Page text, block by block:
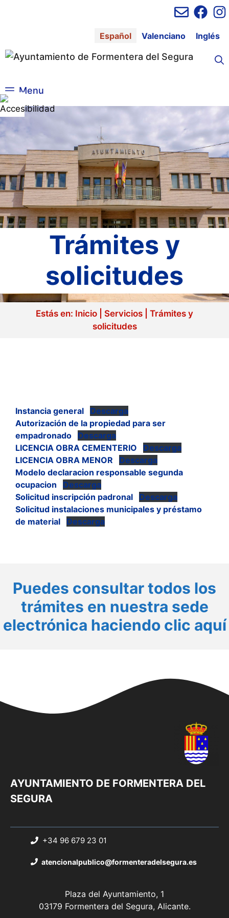
Español Valenciano Inglés
Menu
Trámites y
solicitudes
Estás en: Inicio Servicios
Trámites y
solicitudes
Instancia general
Descarga
Autorización de la propiedad para ser
empadronado
Descarga
LICENCIA OBRA CEMENTERIO
Descarga
LICENCIA OBRA MENOR
Descarga
Modelo declaracion responsable segunda
ocupacion
Descarga
Solicitud inscripción padronal
Descarga
Solicitud instalaciones municipales y préstamo
de material
Descarga
Puedes consultar todos los
trámites en nuestra sede
electrónica haciendo clic aquí
AYUNTAMIENTO DE FORMENTERA DEL
SEGURA
+34 96 679 23 01
atencionalpublico@formenteradelsegura.es
Plaza del Ayuntamiento, 1
03179 Formentera del Segura, Alicante.